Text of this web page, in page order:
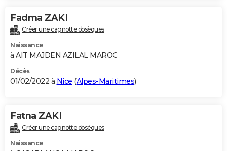
Fadma ZAKI
Créer une cagnotte obsèques
Naissance
à AIT MAJDEN AZILAL MAROC
Décès
01/02/2022 à Nice (Alpes-Maritimes)
Fatna ZAKI
Créer une cagnotte obsèques
Naissance